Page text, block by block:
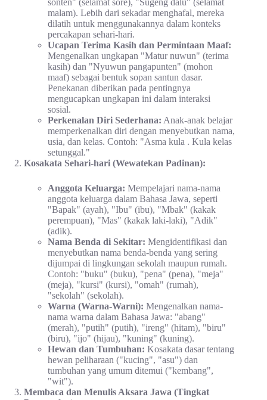
sonten" (selamat sore), "Sugeng dalu" (selamat
malam). Lebih dari sekadar menghafal, mereka
dilatih untuk menggunakannya dalam konteks
percakapan sehari-hari.
Ucapan Terima Kasih dan Permintaan Maaf:
Mengenalkan ungkapan "Matur nuwun" (terima
kasih) dan "Nyuwun pangapunten" (mohon
maaf) sebagai bentuk sopan santun dasar.
Penekanan diberikan pada pentingnya
mengucapkan ungkapan ini dalam interaksi
sosial.
Perkenalan Diri Sederhana: Anak-anak belajar
memperkenalkan diri dengan menyebutkan nama,
usia, dan kelas. Contoh: "Asma kula . Kula kelas
setunggal."
Kosakata Sehari-hari (Wewatekan Padinan):
Anggota Keluarga: Mempelajari nama-nama
anggota keluarga dalam Bahasa Jawa, seperti
"Bapak" (ayah), "Ibu" (ibu), "Mbak" (kakak
perempuan), "Mas" (kakak laki-laki), "Adik"
(adik).
Nama Benda di Sekitar: Mengidentifikasi dan
menyebutkan nama benda-benda yang sering
dijumpai di lingkungan sekolah maupun rumah.
Contoh: "buku" (buku), "pena" (pena), "meja"
(meja), "kursi" (kursi), "omah" (rumah),
"sekolah" (sekolah).
Warna (Warna-Warni): Mengenalkan nama-
nama warna dalam Bahasa Jawa: "abang"
(merah), "putih" (putih), "ireng" (hitam), "biru"
(biru), "ijo" (hijau), "kuning" (kuning).
Hewan dan Tumbuhan: Kosakata dasar tentang
hewan peliharaan ("kucing", "asu") dan
tumbuhan yang umum ditemui ("kembang",
"wit").
Membaca dan Menulis Aksara Jawa (Tingkat